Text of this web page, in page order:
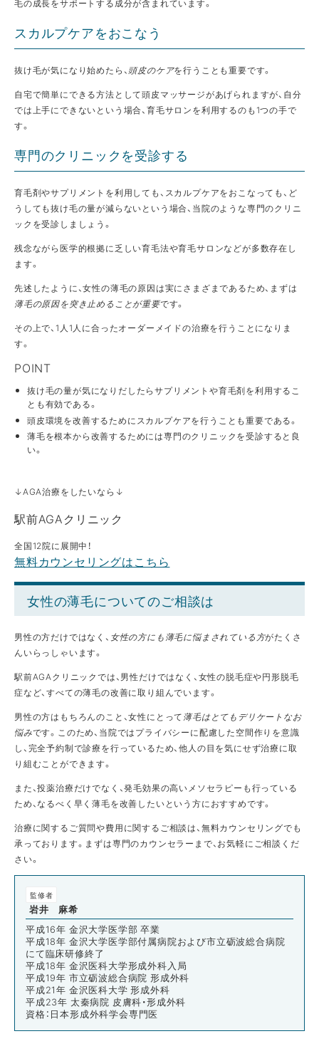
毛の成長をサポートする成分が含まれています。
スカルプケアをおこなう
抜け毛が気になり始めたら、頭皮のケアを行うことも重要です。
自宅で簡単にできる方法として頭皮マッサージがあげられますが、自分
では上手にできないという場合、育毛サロンを利用するのも1つの手で
す。
専門のクリニックを受診する
育毛剤やサプリメントを利用しても、スカルプケアをおこなっても、ど
うしても抜け毛の量が減らないという場合、当院のような専門のクリニ
ックを受診しましょう。
残念ながら医学的根拠に乏しい育毛法や育毛サロンなどが多数存在し
ます。
先述したように、女性の薄毛の原因は実にさまざまであるため、まずは
薄毛の原因を突き止めることが重要です。
その上で、1人1人に合ったオーダーメイドの治療を行うことになりま
す。
POINT
抜け毛の量が気になりだしたらサプリメントや育毛剤を利用するこ
とも有効である。
頭皮環境を改善するためにスカルプケアを行うことも重要である。
薄毛を根本から改善するためには専門のクリニックを受診すると良
い。
↓AGA治療をしたいなら↓
駅前AGAクリニック
全国12院に展開中！
無料カウンセリングはこちら
女性の薄毛についてのご相談は
男性の方だけではなく、 女性の方にも薄毛に悩まされている方がたくさ
んいらっしゃいます。
駅前AGAクリニックでは、男性だけではなく、女性の脱毛症や円形脱毛
症など、すべての薄毛の改善に取り組んでいます。
男性の方はもちろんのこと、女性にとって薄毛はとてもデリケートなお
悩みです。このため、当院ではプライバシーに配慮した空間作りを意識
し、完全予約制で診療を行っているため、他人の目を気にせず治療に取
り組むことができます。
また、投薬治療だけでなく、発毛効果の高いメソセラピーも行っている
ため、なるべく早く薄毛を改善したいという方におすすめです。
治療に関するご質問や費用に関するご相談は、無料カウンセリングでも
承っております。まずは専門のカウンセラーまで、お気軽にご相談くだ
さい。
監修者
岩井 麻希
平成16年 金沢大学医学部 卒業
平成18年 金沢大学医学部付属病院および市立砺波総合病院
にて臨床研修終了
平成18年 金沢医科大学形成外科入局
平成19年 市立砺波総合病院 形成外科
平成21年 金沢医科大学 形成外科
平成23年 太秦病院 皮膚科・形成外科
資格：日本形成外科学会専門医